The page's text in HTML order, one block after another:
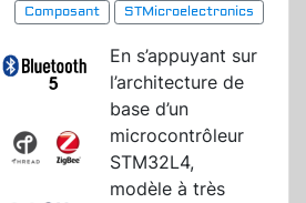
Composant
STMicroelectronics
En s’appuyant sur
l’architecture de
base d’un
microcontrôleur
STM32L4,
modèle à très